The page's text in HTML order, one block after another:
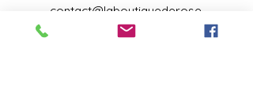
contact@laboutiquederose.
com
Mentions légales